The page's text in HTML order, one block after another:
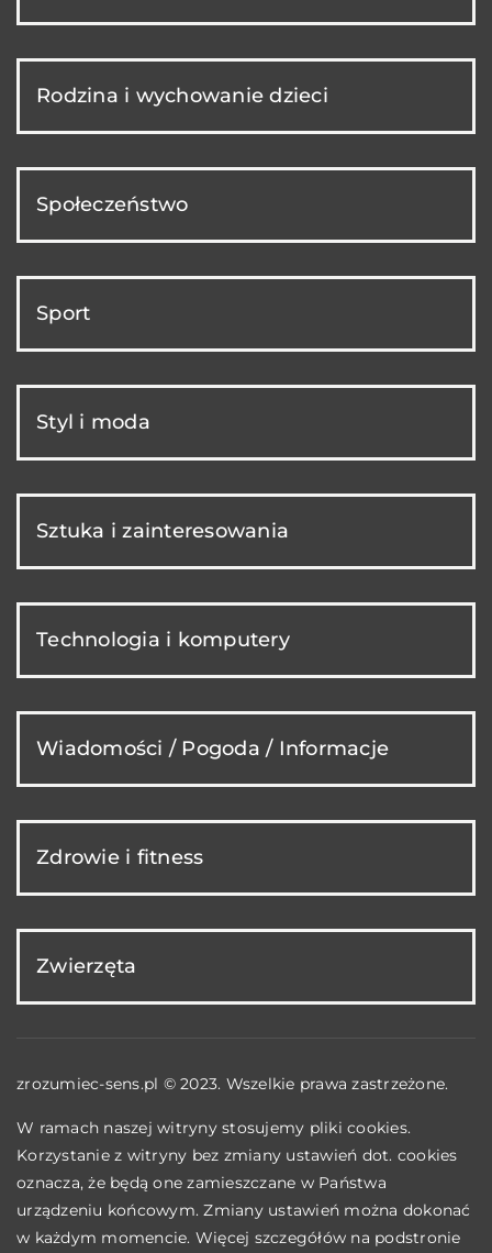
Rodzina i wychowanie dzieci
Społeczeństwo
Sport
Styl i moda
Sztuka i zainteresowania
Technologia i komputery
Wiadomości / Pogoda / Informacje
Zdrowie i fitness
Zwierzęta
zrozumiec-sens.pl © 2023. Wszelkie prawa zastrzeżone.
W ramach naszej witryny stosujemy pliki cookies.
Korzystanie z witryny bez zmiany ustawień dot. cookies
oznacza, że będą one zamieszczane w Państwa
urządzeniu końcowym. Zmiany ustawień można dokonać
w każdym momencie. Więcej szczegółów na podstronie